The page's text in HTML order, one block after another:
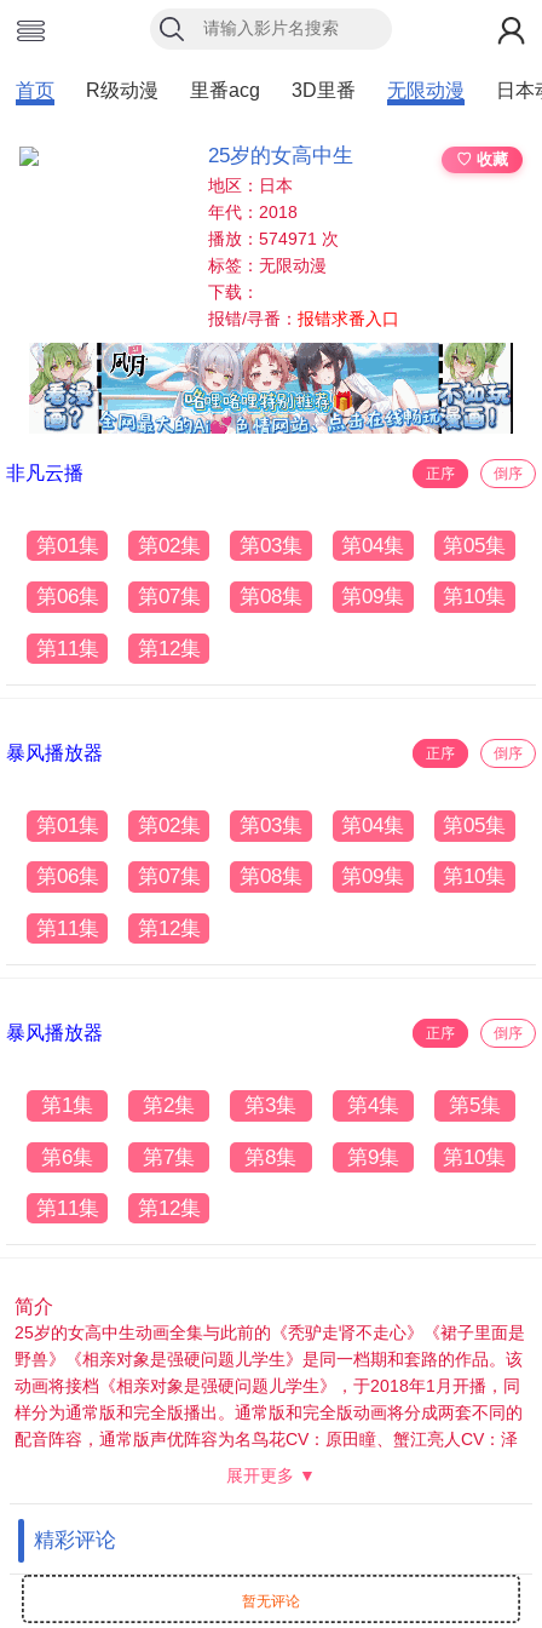
首页 R级动漫 里番acg 3D里番 无限动漫 日本
25岁的女高中生
♡ 收藏
地区：日本
年代：2018
播放：574971 次
标签：无限动漫
下载：
报错/寻番：报错求番入口
非凡云播 正序 倒序
第01集 第02集 第03集 第04集 第05集
第06集 第07集 第08集 第09集 第10集
第11集 第12集
暴风播放器 正序 倒序
第01集 第02集 第03集 第04集 第05集
第06集 第07集 第08集 第09集 第10集
第11集 第12集
暴风播放器 正序 倒序
第1集 第2集 第3集 第4集 第5集
第6集 第7集 第8集 第9集 第10集
第11集 第12集
简介
25岁的女高中生动画全集与此前的《秃驴走肾不走心》《裙子里面是
野兽》《相亲对象是强硬问题儿学生》是同一档期和套路的作品。该
动画将接档《相亲对象是强硬问题儿学生》，于2018年1月开播，同
样分为通常版和完全版播出。通常版和完全版动画将分成两套不同的
配音阵容，通常版声优阵容为名鸟花CV：原田瞳、蟹江亮人CV：泽
城千春、相田直之CV：高冢智人；完全版声优阵容为名鸟花CV：和
女高中生动画故事讲述了25岁的女主人公代替逃学的表妹上高中，并
在高中遇到了现在当上老师的原男同学的故事。
展开更多 ▼
精彩评论
暂无评论